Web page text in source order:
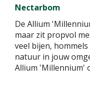
Nectarbom
De Allium
maar zit propvol
veel bijen,
natuur in jouw
Allium 'Millennium'